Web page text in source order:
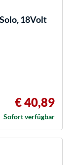
18Volt
€ 40,89
Sofort verfügbar